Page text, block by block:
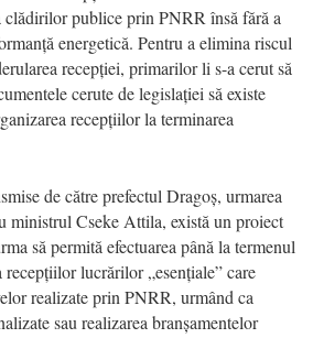
clădirilor publice prin PNRR însă fără a
energetică. Pentru a elimina riscul
recepției, primarilor li s-a cerut să
cerute de legislației să existe
recepțiilor la terminarea
de către prefectul Dragoș, urmarea
ministrul Cseke Attila, există un proiect
să permită efectuarea până la termenul
lucrărilor „esențiale” care
realizate prin PNRR, urmând ca
sau realizarea branșamentelor